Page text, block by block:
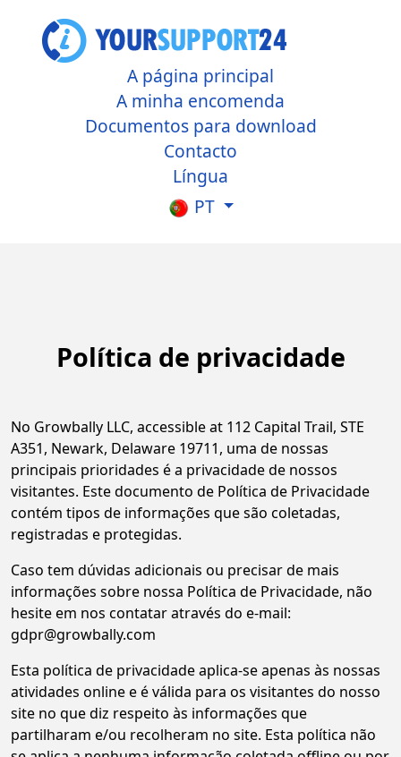
A página principal
A minha encomenda
Documentos para download
Contacto
Língua
PT
Política de privacidade
No Growbally LLC, accessible at 112 Capital Trail, STE
A351, Newark, Delaware 19711, uma de nossas
principais prioridades é a privacidade de nossos
visitantes. Este documento de Política de Privacidade
contém tipos de informações que são coletadas,
registradas e protegidas.
Caso tem dúvidas adicionais ou precisar de mais
informações sobre nossa Política de Privacidade, não
hesite em nos contatar através do e-mail:
gdpr@growbally.com
Esta política de privacidade aplica-se apenas às nossas
atividades online e é válida para os visitantes do nosso
site no que diz respeito às informações que
partilharam e/ou recolheram no site. Esta política não